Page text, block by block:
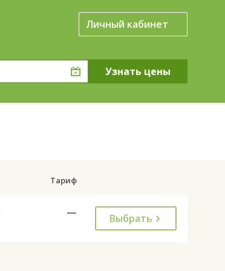
Личный кабинет
Тариф
— Выбрать